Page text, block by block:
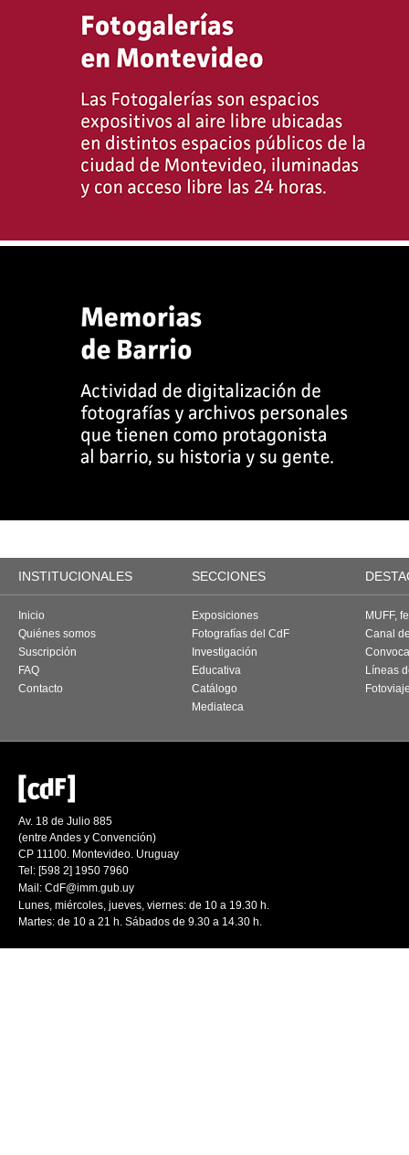
INSTITUCIONALES SECCIONES
Inicio
Quiénes somos
Suscripción
FAQ
Contacto
Exposiciones
Fotografías del CdF
Investigación
Educativa
Catálogo
Mediateca
MUFF,
Canal
Líneas
Av. 18 de Julio 885
(entre Andes y Convención)
CP 11100. Montevideo. Uruguay
Tel: [598 2] 1950 7960
Mail: CdF@imm.gub.uy
Lunes, miércoles, jueves, viernes: de 10 a 19.30 h.
Martes: de 10 a 21 h. Sábados de 9.30 a 14.30 h.